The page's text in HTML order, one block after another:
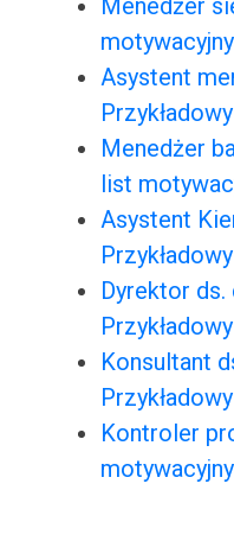
Menedżer
motywacyjny
Asystent
Menedżer
list
Asystent
Dyrektor ds.
Konsultant
Kontroler
motywacyjny